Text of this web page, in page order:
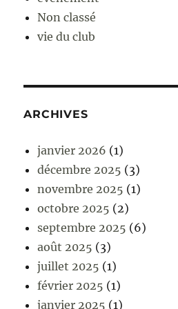
Non classé
vie du club
ARCHIVES
janvier 2026 (1)
décembre 2025 (3)
novembre 2025 (1)
octobre 2025 (2)
septembre 2025 (6)
août 2025 (3)
juillet 2025 (1)
février 2025 (1)
janvier 2025 (1)